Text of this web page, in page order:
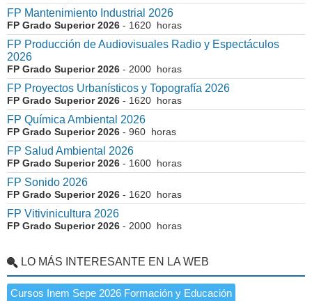
FP Mantenimiento Industrial 2026
FP Grado Superior 2026 - 1620 horas
FP Producción de Audiovisuales Radio y Espectáculos
2026
FP Grado Superior 2026 - 2000 horas
FP Proyectos Urbanísticos y Topografía 2026
FP Grado Superior 2026 - 1620 horas
FP Química Ambiental 2026
FP Grado Superior 2026 - 960 horas
FP Salud Ambiental 2026
FP Grado Superior 2026 - 1600 horas
FP Sonido 2026
FP Grado Superior 2026 - 1620 horas
FP Vitivinicultura 2026
FP Grado Superior 2026 - 2000 horas
LO MÁS INTERESANTE EN LA WEB
Cursos Inem Sepe 2026 Formación y Educación